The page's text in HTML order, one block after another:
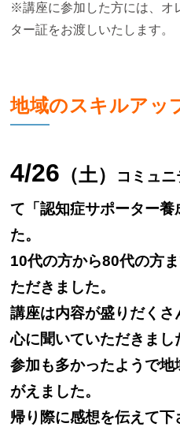
※講座に参加した方には、オ
ター証をお渡しいたします。
地域のスキルアッ
4/26 （土）
コミュ
て「認知症サポーター
た。
10代の方から80代の方
ただきました。
講座は内容が盛りだく
心に聞いていただきま
参加も多かったようで
がえました。
帰り際に感想を伝えて